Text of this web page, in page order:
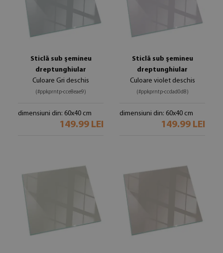
Sticlă sub șemineu
dreptunghiular
Culoare Gri deschis
(#ppkprntp-cce8eae9)
dimensiuni din: 60x40 cm
149.99 LEI
Sticlă sub șemineu
dreptunghiular
Culoare violet deschis
(#ppkprntp-ccdad0d8)
dimensiuni din: 60x40 cm
149.99 LEI